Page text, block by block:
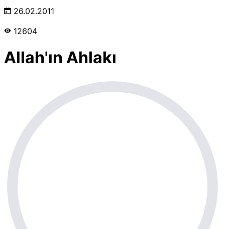
26.02.2011
12604
Allah'ın Ahlakı